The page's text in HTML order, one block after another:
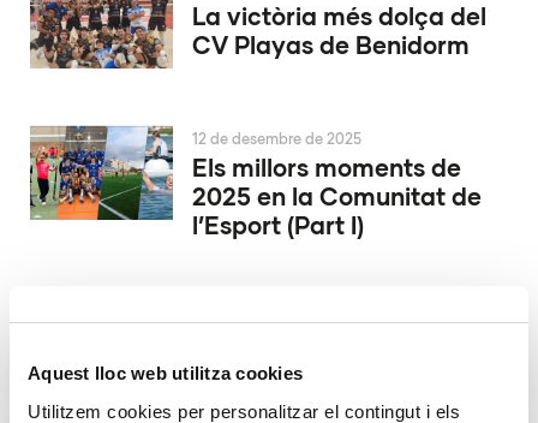
Aquest lloc web utilitza cookies
Utilitzem cookies per personalitzar el contingut i els
La victòria més dolça del
CV Playas de Benidorm
Els millors moments de
2025 en la Comunitat de
l’Esport (Part I)
12 de desembre de 2025
inicia la seua història a
Europa
9 de desembre de 2025